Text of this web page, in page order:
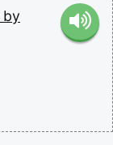
by